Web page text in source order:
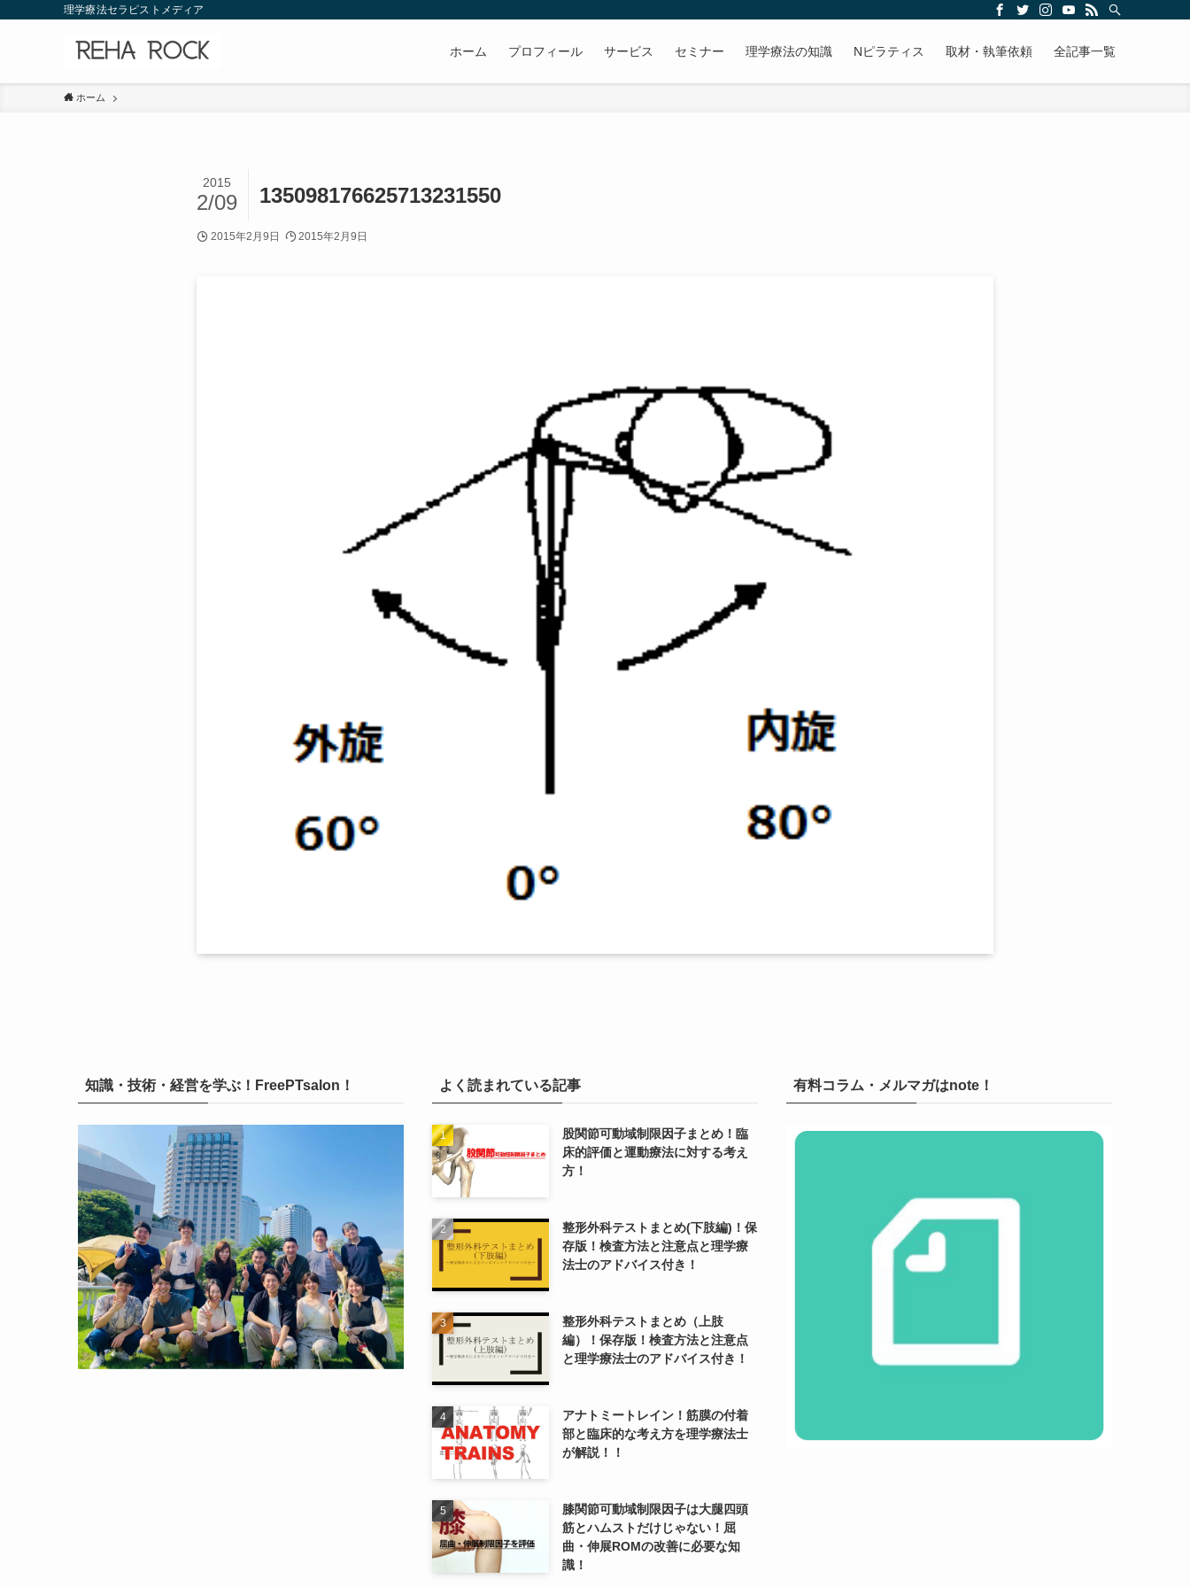
理学療法セラピストメディア
ホーム プロフィール サービス セミナー 理学療法の知識 Nピラティス 取材・執筆依頼 全記事一覧
ホーム
135098176625713231550
2015
2/09
2015年2月9日 2015年2月9日
知識・技術・経営を学ぶ！FreePTsalon！ よく読まれている記事
股関節可動域制限因子まとめ！臨
床的評価と運動療法に対する考え
方！
整形外科テストまとめ(下肢編)！保
存版！検査方法と注意点と理学療
法士のアドバイス付き！
整形外科テストまとめ（上肢
編）！保存版！検査方法と注意点
と理学療法士のアドバイス付き！
アナトミートレイン！筋膜の付着
部と臨床的な考え方を理学療法士
が解説！！
膝関節可動域制限因子は大腿四頭
筋とハムストだけじゃない！屈
曲・伸展ROMの改善に必要な知
識！
有料コラム・メルマガはnote！